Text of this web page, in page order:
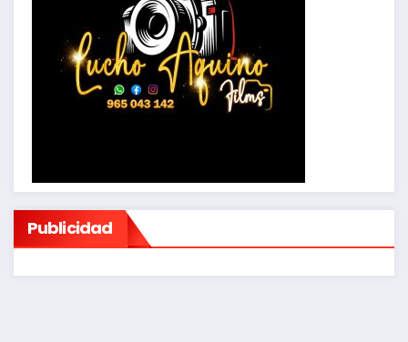
Publicidad